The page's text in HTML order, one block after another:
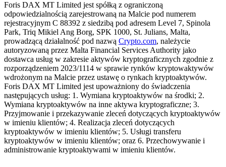
Foris DAX MT Limited jest spółką z ograniczoną
odpowiedzialnością zarejestrowaną na Malcie pod numerem
rejestracyjnym C 88392 z siedzibą pod adresem Level 7, Spinola
Park, Triq Mikiel Ang Borg, SPK 1000, St. Julians, Malta,
prowadzącą działalność pod nazwą Crypto.com, należycie
autoryzowaną przez Malta Financial Services Authority jako
dostawca usług w zakresie aktywów kryptograficznych zgodnie z
rozporządzeniem 2023/1114 w sprawie rynków kryptowaktywów
wdrożonym na Malcie przez ustawę o rynkach kryptoaktywów.
Foris DAX MT Limited jest upoważniony do świadczenia
następujących usług: 1. Wymiana kryptoaktywów na środki; 2.
Wymiana kryptoaktywów na inne aktywa kryptograficzne; 3.
Przyjmowanie i przekazywanie zleceń dotyczących kryptoaktywów
w imieniu klientów; 4. Realizacja zleceń dotyczących
kryptoaktywów w imieniu klientów; 5. Usługi transferu
kryptoaktywów w imieniu klientów; oraz 6. Przechowywanie i
administrowanie kryptoaktywami w imieniu klientów.